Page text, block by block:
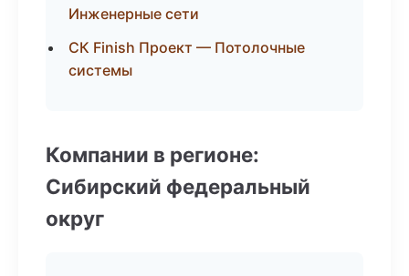
Инженерные сети
СК Finish Проект — Потолочные
системы
Компании в регионе:
Сибирский федеральный
округ